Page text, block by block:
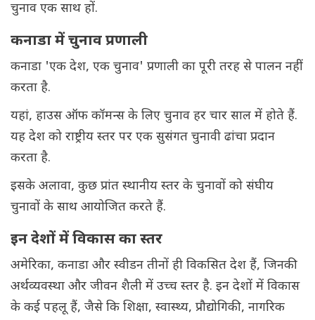
चुनाव एक साथ हों.
कनाडा में चुनाव प्रणाली
कनाडा 'एक देश, एक चुनाव' प्रणाली का पूरी तरह से पालन नहीं
करता है.
यहां, हाउस ऑफ कॉमन्स के लिए चुनाव हर चार साल में होते हैं.
यह देश को राष्ट्रीय स्तर पर एक सुसंगत चुनावी ढांचा प्रदान
करता है.
इसके अलावा, कुछ प्रांत स्थानीय स्तर के चुनावों को संघीय
चुनावों के साथ आयोजित करते हैं.
इन देशों में विकास का स्तर
अमेरिका, कनाडा और स्वीडन तीनों ही विकसित देश हैं, जिनकी
अर्थव्यवस्था और जीवन शैली में उच्च स्तर है. इन देशों में विकास
के कई पहलू हैं, जैसे कि शिक्षा, स्वास्थ्य, प्रौद्योगिकी, नागरिक